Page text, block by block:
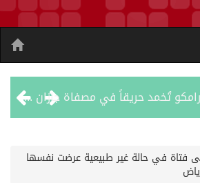
وزارة الطاقة: أرامكو تُخمد حريقاً في مصفاة جازان دون إصابات
فتاة في حالة غير طبيعية عرضت نفسها